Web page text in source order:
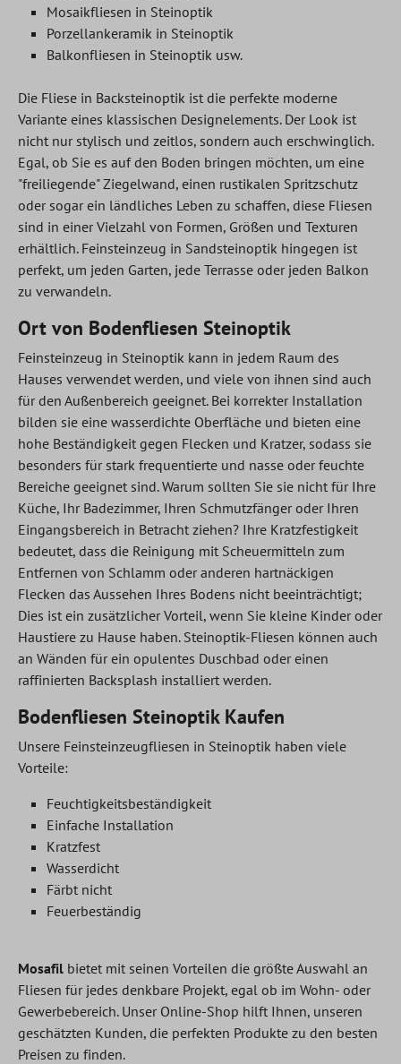
Mosaikfliesen in Steinoptik
Porzellankeramik in Steinoptik
Balkonfliesen in Steinoptik usw.
Die Fliese in Backsteinoptik ist die perfekte moderne
Variante eines klassischen Designelements. Der Look ist
nicht nur stylisch und zeitlos, sondern auch erschwinglich.
Egal, ob Sie es auf den Boden bringen möchten, um eine
"freiliegende" Ziegelwand, einen rustikalen Spritzschutz
oder sogar ein ländliches Leben zu schaffen, diese Fliesen
sind in einer Vielzahl von Formen, Größen und Texturen
erhältlich. Feinsteinzeug in Sandsteinoptik hingegen ist
perfekt, um jeden Garten, jede Terrasse oder jeden Balkon
zu verwandeln.
Ort von Bodenfliesen Steinoptik
Feinsteinzeug in Steinoptik kann in jedem Raum des
Hauses verwendet werden, und viele von ihnen sind auch
für den Außenbereich geeignet. Bei korrekter Installation
bilden sie eine wasserdichte Oberfläche und bieten eine
hohe Beständigkeit gegen Flecken und Kratzer, sodass sie
besonders für stark frequentierte und nasse oder feuchte
Bereiche geeignet sind. Warum sollten Sie sie nicht für Ihre
Küche, Ihr Badezimmer, Ihren Schmutzfänger oder Ihren
Eingangsbereich in Betracht ziehen? Ihre Kratzfestigkeit
bedeutet, dass die Reinigung mit Scheuermitteln zum
Entfernen von Schlamm oder anderen hartnäckigen
Flecken das Aussehen Ihres Bodens nicht beeinträchtigt;
Dies ist ein zusätzlicher Vorteil, wenn Sie kleine Kinder oder
Haustiere zu Hause haben. Steinoptik-Fliesen können auch
an Wänden für ein opulentes Duschbad oder einen
raffinierten Backsplash installiert werden.
Bodenfliesen Steinoptik Kaufen
Unsere Feinsteinzeugfliesen in Steinoptik haben viele
Vorteile:
Feuchtigkeitsbeständigkeit
Einfache Installation
Kratzfest
Wasserdicht
Färbt nicht
Feuerbeständig
Mosafil bietet mit seinen Vorteilen die größte Auswahl an
Fliesen für jedes denkbare Projekt, egal ob im Wohn- oder
Gewerbebereich. Unser Online-Shop hilft Ihnen, unseren
geschätzten Kunden, die perfekten Produkte zu den besten
Preisen zu finden.